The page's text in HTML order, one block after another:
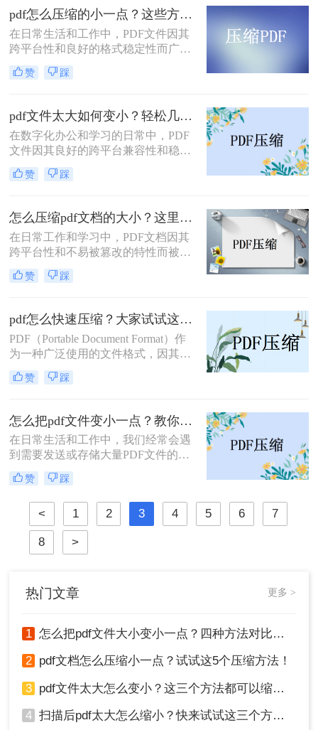
怎么压缩的小一点呢？本文将详细介
绍几种常见的PDF压缩方法，帮助读
者轻松解决PDF文件过大的问题。
pdf怎么压缩的小一点？这些方法让你轻松压缩!！
在日常生活和工作中，PDF文件因其
跨平台性和良好的格式稳定性而广受
欢迎。然而，随着文件内容的增加，
PDF文件的大小也会相应增大，给存
题，我们可以采用多种方法来压缩
PDF文件，使其体积更小，便于处
理。那么pdf怎么压缩的小一点呢？以
下是四种常用的PDF文件压缩方法。
赞 踩
pdf文件太大如何变小？轻松几招教你变小！
在数字化办公和学习的日常中，PDF
文件因其良好的跨平台兼容性和稳定
的格式特性而广受欢迎。然而，有时
我们会遇到PDF文件体积过大的问
还可能在传输过程中造成不便。那
么，pdf文件太大如何变小呢？本文将
为您介绍几种实用的方法。
赞 踩
怎么压缩pdf文档的大小？这里教你这4种压缩方法！
在日常工作和学习中，PDF文档因其
跨平台性和不易被篡改的特性而被广
泛应用。然而，有时PDF文件体积过
大，不仅占用大量存储空间，还影响
了一个常见的需求。那么怎么压缩pdf
文档的大小呢？本文将介绍几种常用
的方法来压缩PDF文档的大小。
赞 踩
pdf怎么快速压缩？大家试试这三种压缩方法！
PDF（Portable Document Format）作
为一种广泛使用的文件格式，因其能
够保持文档的原貌、便于分享和打印
而深受用户喜爱。然而，随着文档内
也随之增加，这不仅占用了宝贵的存
储空间，还影响了文件的传输效率。
因此，掌握pdf怎么快速压缩成为了一
项重要技能。本文将介绍几种快速压
缩PDF文件的方法，帮助您轻松解决
文件体积过大的问题。
赞 踩
怎么把pdf文件变小一点？教你几招，轻松实现文件大瘦身！
在日常生活和工作中，我们经常会遇
到需要发送或存储大量PDF文件的情
况。然而，PDF文件有时会因为包含
大量图像、高分辨率图片或复杂的排
版而显得体积庞大，这给传输和存储
带来了不便。因此，学会怎么把pdf文
件变小一点显得尤为重要。本文将介
绍几种常用的方法，帮助你将PDF文
赞 踩
< 1 2 3 4 5 6 7
8 >
热门文章 更多 >
1 怎么把pdf文件大小变小一点？四种方法对比，一看就懂！
2 pdf文档怎么压缩小一点？试试这5个压缩方法！
3 pdf文件太大怎么变小？这三个方法都可以缩小！
4 扫描后pdf太大怎么缩小？快来试试这三个方法！